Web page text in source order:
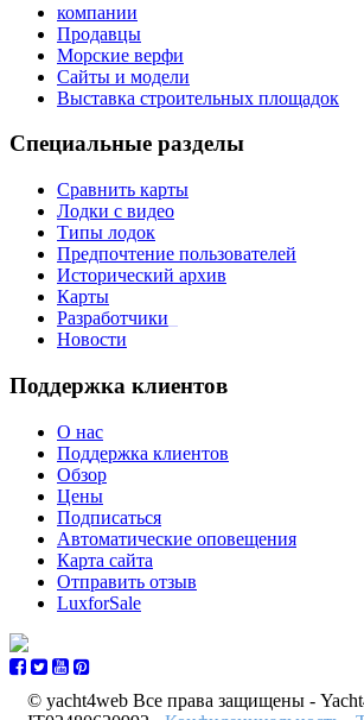
компании
Продавцы
Морские верфи
Сайты и модели
Выставка строительных площадок
Специальные разделы
Сравнить карты
Лодки с видео
Типы лодок
Предпочтение пользователей
Исторический архив
Карты
Разработчики
Новости
Поддержка клиентов
О нас
Поддержка клиентов
Обзор
Цены
Подписаться
Автоматические оповещения
Карта сайта
Отправить отзыв
LuxforSale
© yacht4web Все права защищены -